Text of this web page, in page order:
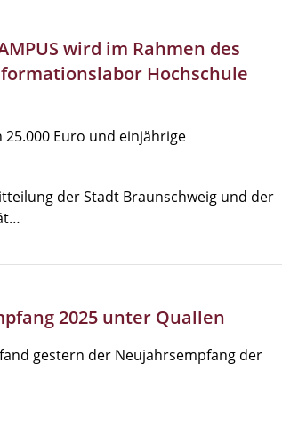
wird im Rahmen des
Hochschule
Euro und einjährige
der Stadt Braunschweig und der
2025 unter Quallen
gestern der Neujahrsempfang der